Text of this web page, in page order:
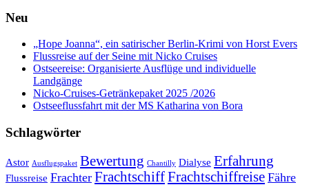
Neu
„Hope Joanna“, ein satirischer Berlin-Krimi von Horst Evers
Flussreise auf der Seine mit Nicko Cruises
Ostseereise: Organisierte Ausflüge und individuelle
Landgänge
Nicko-Cruises-Getränkepaket 2025 /2026
Ostseeflussfahrt mit der MS Katharina von Bora
Schlagwörter
Astor Ausflugspaket Bewertung Chantilly Dialyse Erfahrung
Flussreise Frachter FrachtschiffFrachtschiffreise Fähre